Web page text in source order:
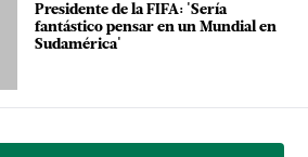
Presidente de la FIFA: 'Sería
fantástico pensar en un Mundial en
Sudamérica'